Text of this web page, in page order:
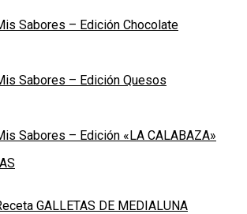
Sabores – Edición Chocolate
Sabores – Edición Quesos
Sabores – Edición «LA CALABAZA»
GALLETAS DE MEDIALUNA